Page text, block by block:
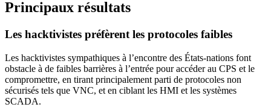
Principaux résultats
Les hacktivistes préfèrent les protocoles faibles
Les hacktivistes sympathiques à l’encontre des États-nations font
obstacle à de faibles barrières à l’entrée pour accéder au CPS et le
compromettre, en tirant principalement parti de protocoles non
sécurisés tels que VNC, et en ciblant les HMI et les systèmes
SCADA.